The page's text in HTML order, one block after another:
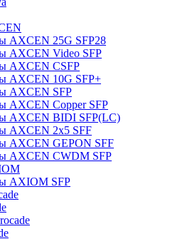
AXCEN 25G SFP28
AXCEN Video SFP
AXCEN CSFP
AXCEN 10G SFP+
AXCEN SFP
AXCEN Copper SFP
AXCEN BIDI SFP(LC)
AXCEN 2x5 SFF
AXCEN GEPON SFF
AXCEN CWDM SFP
AXIOM SFP